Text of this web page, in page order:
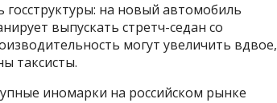
на новый автомобиль
выпускать стретч-седан со
могут увеличить вдвое,
таксисты.
иномарки на российском рынке